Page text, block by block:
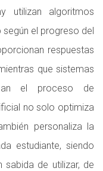
utilizan algoritmos
el progreso del
respuestas
que sistemas
el proceso de
no solo optimiza
personaliza la
estudiante, siendo
sabida de utilizar, de